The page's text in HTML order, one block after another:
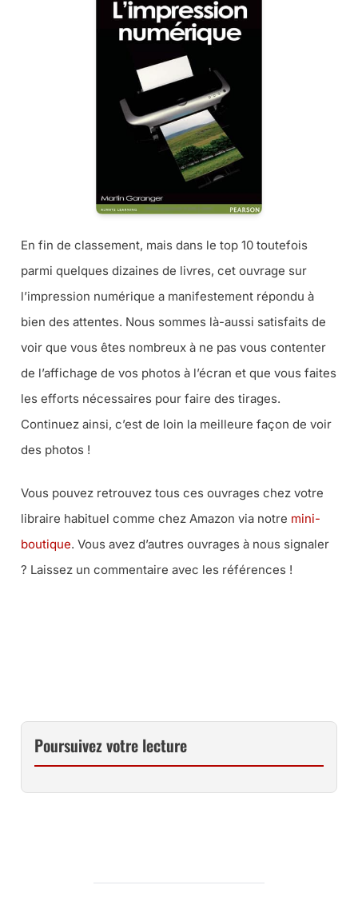
En fin de classement, mais dans le top 10 toutefois
parmi quelques dizaines de livres, cet ouvrage sur
l’impression numérique a manifestement répondu à
bien des attentes. Nous sommes là-aussi satisfaits de
voir que vous êtes nombreux à ne pas vous contenter
de l’affichage de vos photos à l’écran et que vous faites
les efforts nécessaires pour faire des tirages.
Continuez ainsi, c’est de loin la meilleure façon de voir
des photos !
Vous pouvez retrouvez tous ces ouvrages chez votre
libraire habituel comme chez Amazon via notre mini-
boutique. Vous avez d’autres ouvrages à nous signaler
? Laissez un commentaire avec les références !
Poursuivez votre lecture